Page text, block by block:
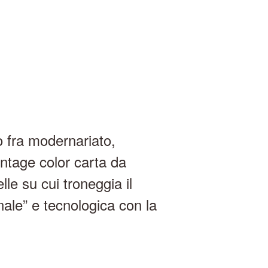
fra modernariato,
color carta da
su cui troneggia il
e tecnologica con la